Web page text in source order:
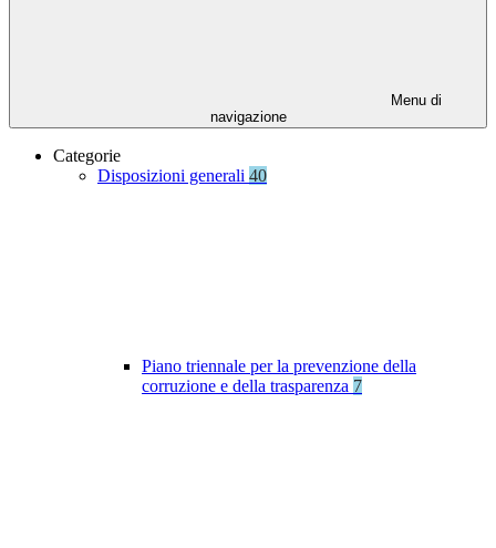
Menu di
navigazione
Categorie
Disposizioni generali 40
Piano triennale per la prevenzione della
corruzione e della trasparenza 7